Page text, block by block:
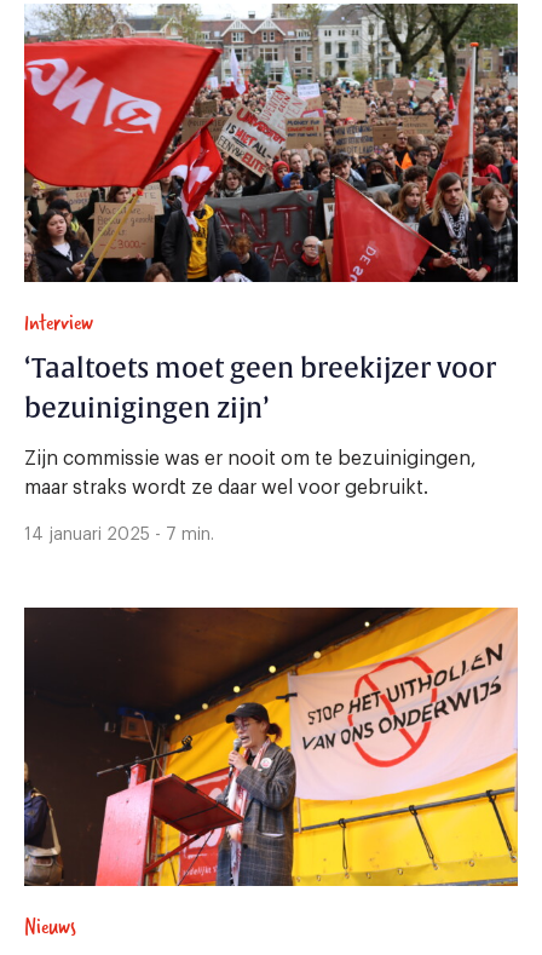
Interview
‘Taaltoets moet geen breekijzer voor
bezuinigingen zijn’
Zijn commissie was er nooit om te bezuinigingen,
maar straks wordt ze daar wel voor gebruikt.
14 januari 2025 - 7 min.
Nieuws